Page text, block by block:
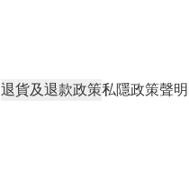
退貨及退款政策私隱政策聲明